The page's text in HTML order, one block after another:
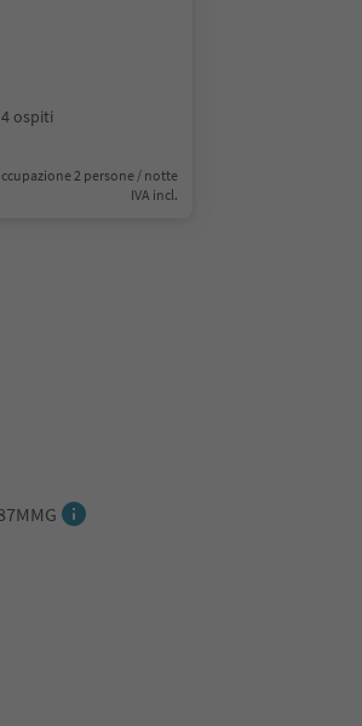
ospiti
2 persone / notte
IVA incl.